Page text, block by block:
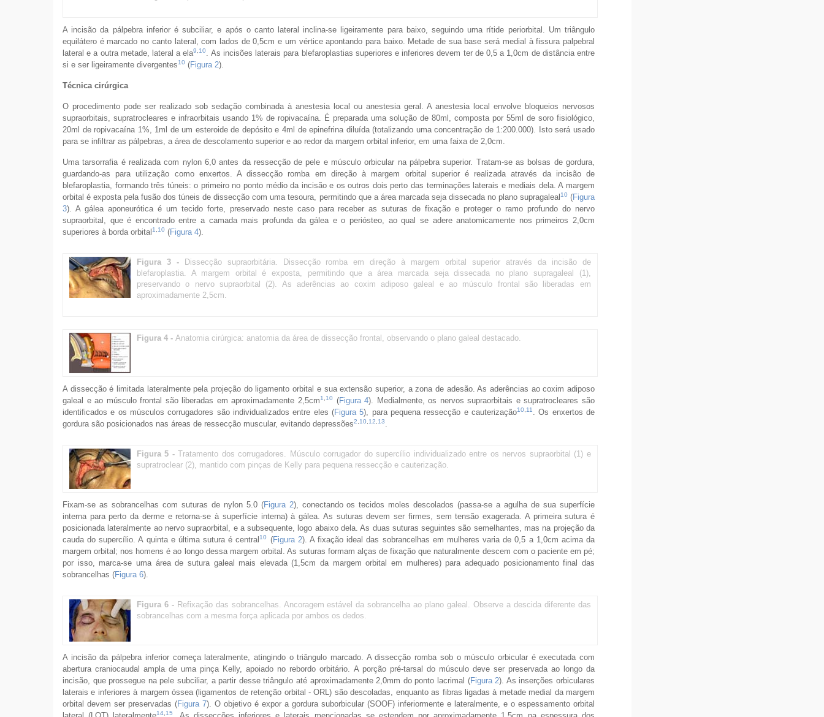
A incisão da pálpebra inferior é subciliar, e após o canto lateral inclina-se ligeiramente para baixo, seguindo uma rítide periorbital. Um triângulo
equilátero é marcado no canto lateral, com lados de 0,5cm e um vértice apontando para baixo. Metade de sua base será medial à fissura palpebral
lateral e a outra metade, lateral a ela9,10. As incisões laterais para blefaroplastias superiores e inferiores devem ter de 0,5 a 1,0cm de distância entre
si e ser ligeiramente divergentes10 (Figura 2).
Técnica cirúrgica
O procedimento pode ser realizado sob sedação combinada à anestesia local ou anestesia geral. A anestesia local envolve bloqueios nervosos
supraorbitais, supratrocleares e infraorbitais usando 1% de ropivacaína. É preparada uma solução de 80ml, composta por 55ml de soro fisiológico,
20ml de ropivacaína 1%, 1ml de um esteroide de depósito e 4ml de epinefrina diluída (totalizando uma concentração de 1:200.000). Isto será usado
para se infiltrar as pálpebras, a área de descolamento superior e ao redor da margem orbital inferior, em uma faixa de 2,0cm.
Uma tarsorrafia é realizada com nylon 6,0 antes da ressecção de pele e músculo orbicular na pálpebra superior. Tratam-se as bolsas de gordura,
guardando-as para utilização como enxertos. A dissecção romba em direção à margem orbital superior é realizada através da incisão de
blefaroplastia, formando três túneis: o primeiro no ponto médio da incisão e os outros dois perto das terminações laterais e mediais dela. A margem
orbital é exposta pela fusão dos túneis de dissecção com uma tesoura, permitindo que a área marcada seja dissecada no plano supragaleal 10 (Figura
3). A gálea aponeurótica é um tecido forte, preservado neste caso para receber as suturas de fixação e proteger o ramo profundo do nervo
supraorbital, que é encontrado entre a camada mais profunda da gálea e o periósteo, ao qual se adere anatomicamente nos primeiros 2,0cm
superiores à borda orbital 1,10 (Figura 4).
Figura 3 -
Dissecção supraorbitária. Dissecção romba em direção à margem orbital superior através da incisão de
blefaroplastia. A margem orbital é exposta, permitindo que a área marcada seja dissecada no plano supragaleal (1),
preservando o nervo supraorbital (2). As aderências ao coxim adiposo galeal e ao músculo frontal são liberadas em
aproximadamente 2,5cm.
Figura 4 - Anatomia cirúrgica: anatomia da área de dissecção frontal, observando o plano galeal destacado.
A dissecção é limitada lateralmente pela projeção do ligamento orbital e sua extensão superior, a zona de adesão. As aderências ao coxim adiposo
galeal e ao músculo frontal são liberadas em aproximadamente 2,5cm1,10 (Figura 4). Medialmente, os nervos supraorbitais e supratrocleares são
identificados e os músculos corrugadores são individualizados entre eles (Figura 5), para pequena ressecção e cauterização10,11. Os enxertos de
gordura são posicionados nas áreas de ressecção muscular, evitando depressões2,10,12,13.
Figura 5 -Tratamento dos corrugadores. Músculo corrugador do supercílio individualizado entre os nervos supraorbital (1) e
supratroclear (2), mantido com pinças de Kelly para pequena ressecção e cauterização.
Fixam-se as sobrancelhas com suturas de nylon 5.0 (Figura 2), conectando os tecidos moles descolados (passa-se a agulha de sua superfície
interna para perto da derme e retorna-se à superfície interna) à gálea. As suturas devem ser firmes, sem tensão exagerada. A primeira sutura é
posicionada lateralmente ao nervo supraorbital, e a subsequente, logo abaixo dela. As duas suturas seguintes são semelhantes, mas na projeção da
cauda do supercílio. A quinta e última sutura é central10 (Figura 2). A fixação ideal das sobrancelhas em mulheres varia de 0,5 a 1,0cm acima da
margem orbital; nos homens é ao longo dessa margem orbital. As suturas formam alças de fixação que naturalmente descem com o paciente em pé;
por isso, marca-se uma área de sutura galeal mais elevada (1,5cm da margem orbital em mulheres) para adequado posicionamento final das
sobrancelhas (Figura 6).
Figura 6 - Refixação das sobrancelhas. Ancoragem estável da sobrancelha ao plano galeal. Observe a descida diferente das
sobrancelhas com a mesma força aplicada por ambos os dedos.
A incisão da pálpebra inferior começa lateralmente, atingindo o triângulo marcado. A dissecção romba sob o músculo orbicular é executada com
abertura craniocaudal ampla de uma pinça Kelly, apoiado no rebordo orbitário. A porção pré-tarsal do músculo deve ser preservada ao longo da
incisão, que prossegue na pele subciliar, a partir desse triângulo até aproximadamente 2,0mm do ponto lacrimal (Figura 2). As inserções orbiculares
laterais e inferiores à margem óssea (ligamentos de retenção orbital - ORL) são descoladas, enquanto as fibras ligadas à metade medial da margem
orbital devem ser preservadas (Figura 7). O objetivo é expor a gordura suborbicular (SOOF) inferiormente e lateralmente, e o espessamento orbital
14,15